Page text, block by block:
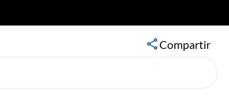
Compartir